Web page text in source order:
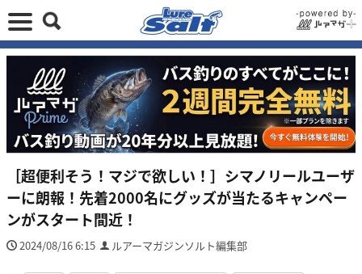
［超便利そう！マジで欲しい！］シマノリールユーザ
ーに朗報！先着2000名にグッズが当たるキャンペー
ンがスタート間近！
2024/08/16 6:15 ルアーマガジンソルト編集部